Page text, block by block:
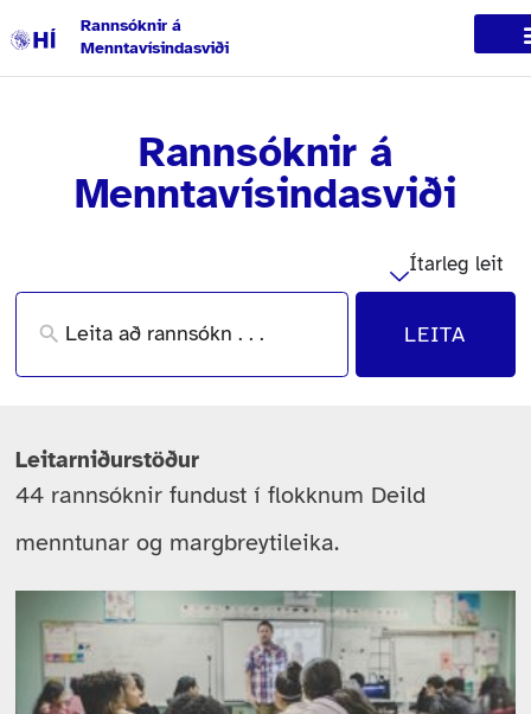
Rannsóknir á
Menntavísindasviði
Rannsóknir á
Menntavísindasviði
Ítarleg leit
LEITA
Leitarniðurstöður
44 rannsóknir fundust í flokknum Deild
menntunar og margbreytileika.